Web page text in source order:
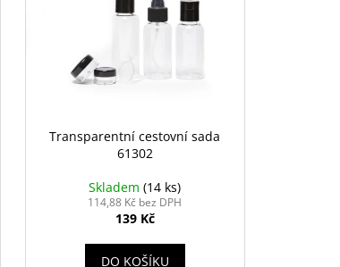
Transparentní cestovní sada
61302
Skladem(14 ks)
114,88 Kč bez DPH
139 Kč
DO KOŠÍKU